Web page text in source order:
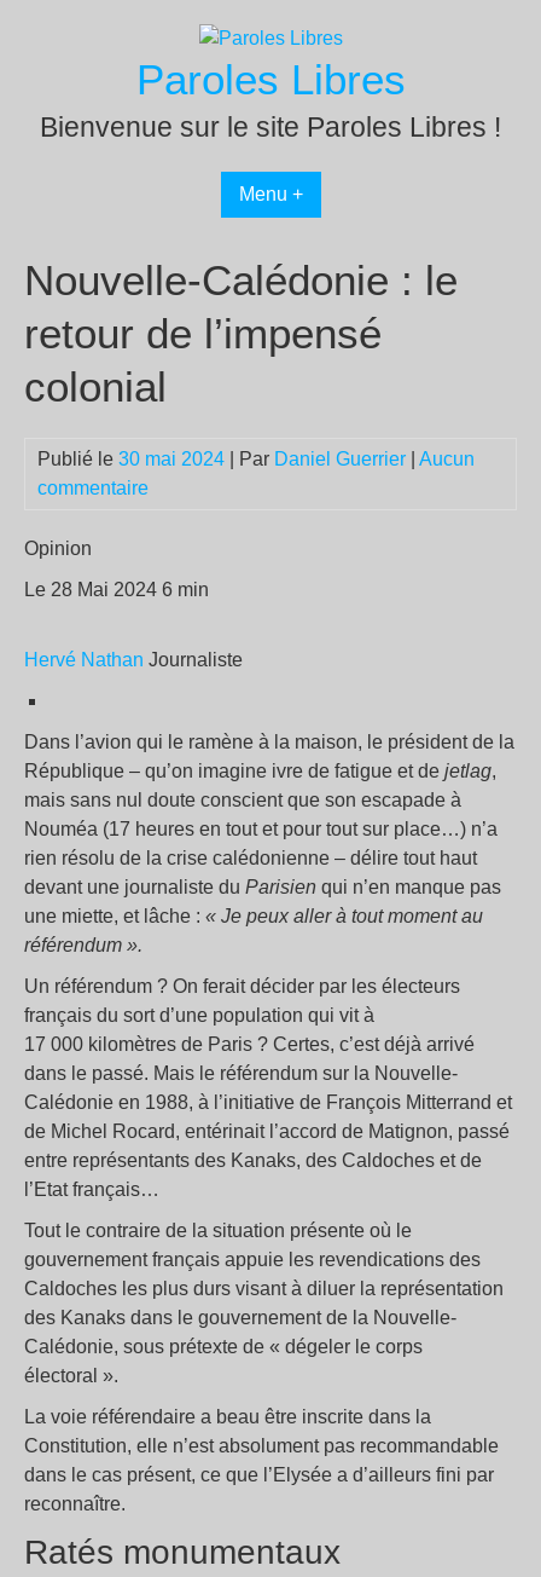
Paroles Libres
Bienvenue sur le site Paroles Libres !
Menu +
Nouvelle-Calédonie : le
retour de l’impensé
colonial
Publié le 30 mai 2024 | Par Daniel Guerrier
Aucun
commentaire
Opinion
Le 28 Mai 2024 6 min
Hervé Nathan Journaliste
Dans l’avion qui le ramène à la maison, le président de la
République – qu’on imagine ivre de fatigue et de jetlag,
mais sans nul doute conscient que son escapade à
Nouméa (17 heures en tout et pour tout sur place…) n’a
rien résolu de la crise calédonienne – délire tout haut
devant une journaliste du Parisien qui n’en manque pas
une miette, et lâche : « Je peux aller à tout moment au
référendum ».
Un référendum ? On ferait décider par les électeurs
français du sort d’une population qui vit à
17 000 kilomètres de Paris ? Certes, c’est déjà arrivé
dans le passé. Mais le référendum sur la Nouvelle-
Calédonie en 1988, à l’initiative de François Mitterrand et
de Michel Rocard, entérinait l’accord de Matignon, passé
entre représentants des Kanaks, des Caldoches et de
l’Etat français…
Tout le contraire de la situation présente où le
gouvernement français appuie les revendications des
Caldoches les plus durs visant à diluer la représentation
des Kanaks dans le gouvernement de la Nouvelle-
Calédonie, sous prétexte de « dégeler le corps
électoral ».
La voie référendaire a beau être inscrite dans la
Constitution, elle n’est absolument pas recommandable
dans le cas présent, ce que l’Elysée a d’ailleurs fini par
reconnaître.
Ratés monumentaux